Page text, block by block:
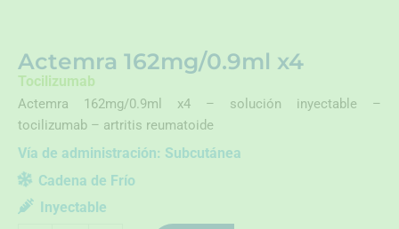
Actemra 162mg/0.9ml x4
Tocilizumab
Actemra 162mg/0.9ml x4 – solución inyectable –
tocilizumab – artritis reumatoide
Vía de administración: Subcutánea
Cadena de Frío
Inyectable